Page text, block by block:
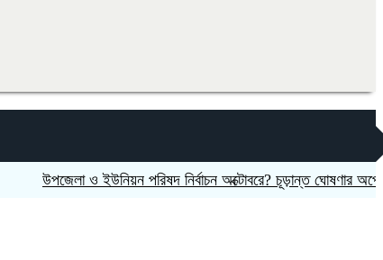
উপজেলা ও ইউনিয়ন পরিষদ নির্বাচন অক্টোবরে? চূড়ান্ত ঘোষণার অপেক্ষায়